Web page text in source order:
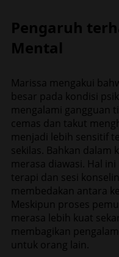
Pengaruh
Mental
Marissa mengakui
besar pada kondisi
mengalami gangguan
cemas dan takut
menjadi lebih sensitif
sekilas. Bahkan dalam
merasa diawasi. Hal
terapi dan sesi
membedakan antara
Meskipun proses
merasa lebih kuat
membagikan
untuk orang lain.